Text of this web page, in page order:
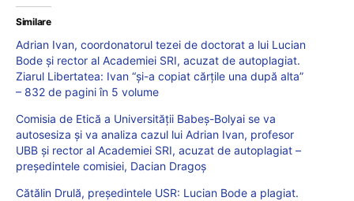
Similare
Adrian Ivan, coordonatorul tezei de doctorat a lui Lucian
Bode și rector al Academiei SRI, acuzat de autoplagiat.
Ziarul Libertatea: Ivan “și-a copiat cărțile una după alta”
– 832 de pagini în 5 volume
Comisia de Etică a Universității Babeș-Bolyai se va
autosesiza și va analiza cazul lui Adrian Ivan, profesor
UBB și rector al Academiei SRI, acuzat de autoplagiat –
președintele comisiei, Dacian Dragoș
Cătălin Drulă, președintele USR: Lucian Bode a plagiat.